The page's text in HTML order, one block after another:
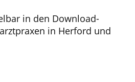
in den Download-
in Herford und